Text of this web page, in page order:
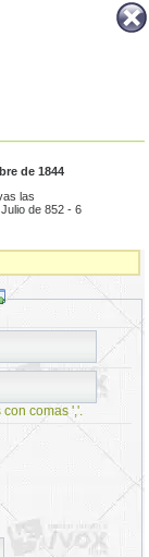
de 1844
las
de 852 - 6
comas ','.